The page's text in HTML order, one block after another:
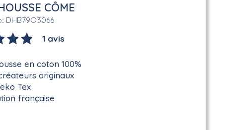
CÔME
DHB79O3066
1 avis
en coton 100%
originaux
Tex
française